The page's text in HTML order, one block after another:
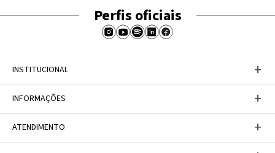
Perfis oficiais
INSTITUCIONAL +
A Marca
Trabalhe conosco
INFORMAÇÕES +
Política de Privacidade
ATENDIMENTO +